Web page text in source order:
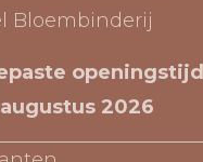
Bloembinderij
2026